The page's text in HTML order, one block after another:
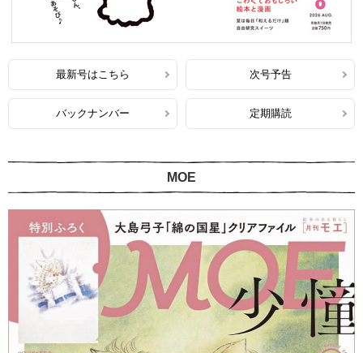
最新号はこちら 次号予告
バックナンバー 定期購読
MOE